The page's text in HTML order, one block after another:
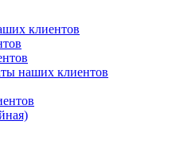
клиентов
наших клиентов